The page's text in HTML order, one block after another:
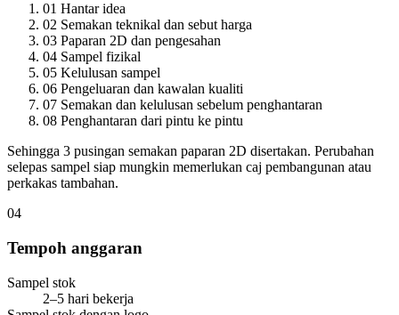
01 Hantar idea
02 Semakan teknikal dan sebut harga
03 Paparan 2D dan pengesahan
04 Sampel fizikal
05 Kelulusan sampel
06 Pengeluaran dan kawalan kualiti
07 Semakan dan kelulusan sebelum penghantaran
08 Penghantaran dari pintu ke pintu
Sehingga 3 pusingan semakan paparan 2D disertakan. Perubahan
selepas sampel siap mungkin memerlukan caj pembangunan atau
perkakas tambahan.
04
Tempoh anggaran
Sampel stok
2–5 hari bekerja